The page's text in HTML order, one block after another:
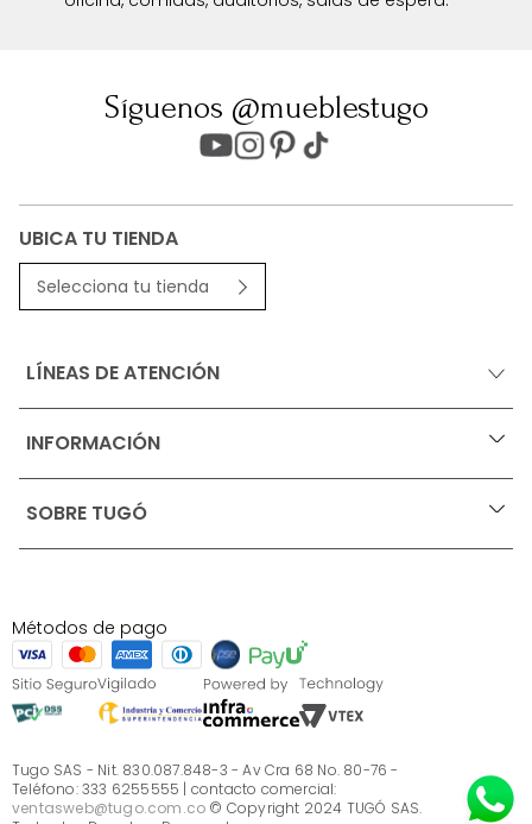
Síguenos @mueblestugo
UBICA TU TIENDA
Selecciona tu tienda
LÍNEAS DE ATENCIÓN
INFORMACIÓN +
Ofertas vigentes
Términos, condiciones y restricciones para productos
S.A.S
Términos, condiciones y restricciones Tugó S.A.S
Instructivo cuidado de muebles
Sé parte de Tugó
¿Quiénes somos?
Servicio al cliente
SOBRE TUGÓ +
¿Quieres vender en Tugó?
Métodos de pago
Tugo SAS - Nit. 830.087.848-3 - Av Cra 68 No. 80-76 -
Teléfono: 333 6255555 | contacto comercial:
ventasweb@tugo.com.co © Copyright 2024 TUGÓ SAS.